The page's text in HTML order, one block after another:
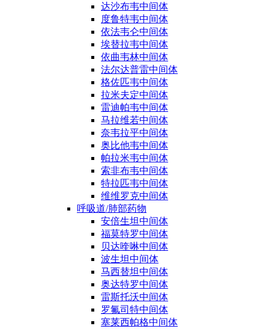
达沙布韦中间体
度鲁特韦中间体
依法韦仑中间体
埃替拉韦中间体
依曲韦林中间体
法尔达普雷中间体
格佐匹韦中间体
拉米夫定中间体
雷迪帕韦中间体
马拉维若中间体
奈韦拉平中间体
奥比他韦中间体
帕拉米韦中间体
索非布韦中间体
特拉匹韦中间体
维维罗克中间体
呼吸道/肺部药物
安倍生坦中间体
福莫特罗中间体
贝达喹啉中间体
波生坦中间体
马西替坦中间体
奥达特罗中间体
雷斯托沃中间体
罗氟司特中间体
塞莱西帕格中间体